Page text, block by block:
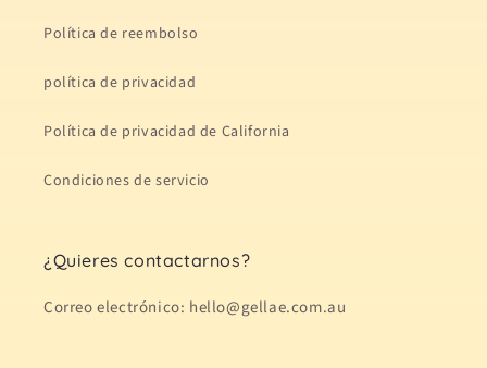
Política de reembolso
política de privacidad
Política de privacidad de California
Condiciones de servicio
¿Quieres contactarnos?
Correo electrónico: hello@gellae.com.au